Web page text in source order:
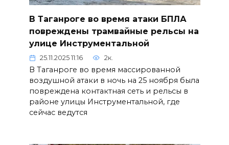
В Таганроге во время атаки БПЛА
повреждены трамвайные рельсы на
улице Инструментальной
25.11.2025 11:16 2к.
В Таганроге во время массированной
воздушной атаки в ночь на 25 ноября была
повреждена контактная сеть и рельсы в
районе улицы Инструментальной, где
сейчас ведутся